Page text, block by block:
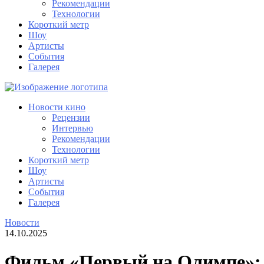
Рекомендации
Технологии
Короткий метр
Шоу
Артисты
События
Галерея
Новости кино
Рецензии
Интервью
Рекомендации
Технологии
Короткий метр
Шоу
Артисты
События
Галерея
Новости
14.10.2025